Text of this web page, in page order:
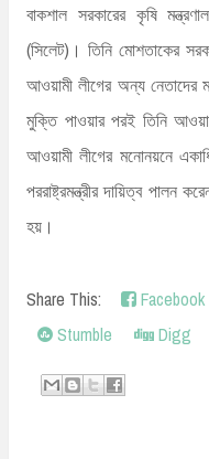
বাকশাল সরকারের কৃষি
(সিলেট)। তিনি মোশতাকের
আওয়ামী লীগের অন্য নেতাদের
মুক্তি পাওয়ার পরই তিনি
আওয়ামী লীগের মনোনয়নে
পররাষ্ট্রমন্ত্রীর দায়িত্ব
হয়।
Share This: Facebook
Stumble
Digg